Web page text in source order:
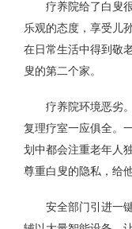
疗养院给了白叟很
乐观的态度，享受儿
在日常生活中得到敬
叟的第二个家。
疗养院环境恶劣。
复理疗室一应俱全。
划中都会注重老年人
尊重白叟的隐私，给
安全部门引进一键